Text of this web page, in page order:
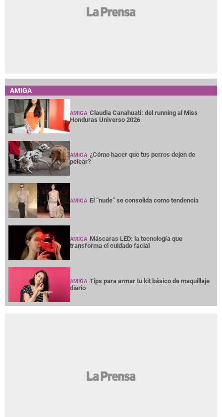
AMIGA
AMIGA Claudia Canahuati: del running al Miss
Honduras Universo 2026
AMIGA ¿Cómo hacer que tus perros dejen de
pelear?
AMIGA El “nude” se consolida como tendencia
AMIGA Máscaras LED: la tecnología que
transforma el cuidado facial
AMIGA Tips para armar tu kit básico de maquillaje
diario